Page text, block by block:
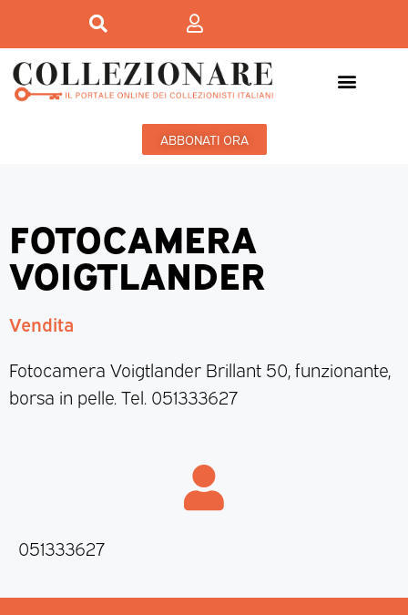
ABBONATI ORA
FOTOCAMERA
VOIGTLANDER
Vendita
Fotocamera Voigtlander Brillant 50, funzionante,
borsa in pelle. Tel. 051333627
051333627